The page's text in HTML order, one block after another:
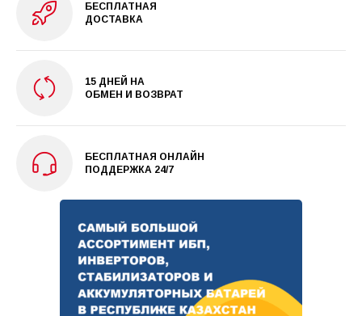
БЕСПЛАТНАЯ
ДОСТАВКА
15 ДНЕЙ НА
ОБМЕН И ВОЗВРАТ
БЕСПЛАТНАЯ ОНЛАЙН
ПОДДЕРЖКА 24/7